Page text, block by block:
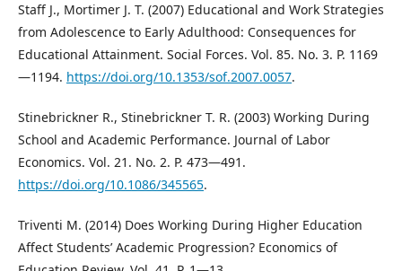
Staff J., Mortimer J. T. (2007) Educational and Work Strategies
from Adolescence to Early Adulthood: Consequences for
Educational Attainment. Social Forces. Vol. 85. No. 3. P. 1169
—1194. https://doi.org/10.1353/sof.2007.0057.
Stinebrickner R., Stinebrickner T. R. (2003) Working During
School and Academic Performance. Journal of Labor
Economics. Vol. 21. No. 2. P. 473—491.
https://doi.org/10.1086/345565.
Triventi M. (2014) Does Working During Higher Education
Affect Students’ Academic Progression? Economics of